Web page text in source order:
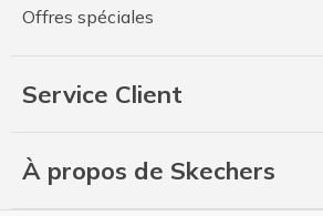
Offres spéciales
Service Client
À propos de Skechers